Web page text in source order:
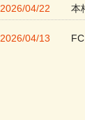
2026/04/22 本
2026/04/13